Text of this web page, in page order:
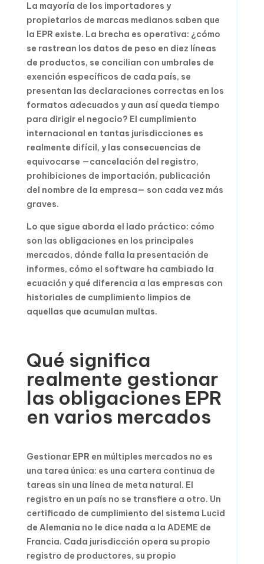
La mayoría de los importadores y
propietarios de marcas medianos saben que
la EPR existe. La brecha es operativa: ¿cómo
se rastrean los datos de peso en diez líneas
de productos, se concilian con umbrales de
exención específicos de cada país, se
presentan las declaraciones correctas en los
formatos adecuados y aun así queda tiempo
para dirigir el negocio? El cumplimiento
internacional en tantas jurisdicciones es
realmente difícil, y las consecuencias de
equivocarse —cancelación del registro,
prohibiciones de importación, publicación
del nombre de la empresa— son cada vez más
graves.
Lo que sigue aborda el lado práctico: cómo
son las obligaciones en los principales
mercados, dónde falla la presentación de
informes, cómo el software ha cambiado la
ecuación y qué diferencia a las empresas con
historiales de cumplimiento limpios de
aquellas que acumulan multas.
Qué significa
realmente gestionar
las obligaciones EPR
en varios mercados
Gestionar EPR en múltiples mercados no es
una tarea única: es una cartera continua de
tareas sin una línea de meta natural. El
registro en un país no se transfiere a otro. Un
certificado de cumplimiento del sistema Lucid
de Alemania no le dice nada a la ADEME de
Francia. Cada jurisdicción opera su propio
registro de productores, su propio